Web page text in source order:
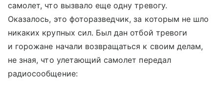
самолет, что вызвало еще одну тревогу.
Оказалось, это фоторазведчик, за которым не шло
никаких крупных сил. Был дан отбой тревоги
и горожане начали возвращаться к своим делам,
не зная, что улетающий самолет передал
радиосообщение: